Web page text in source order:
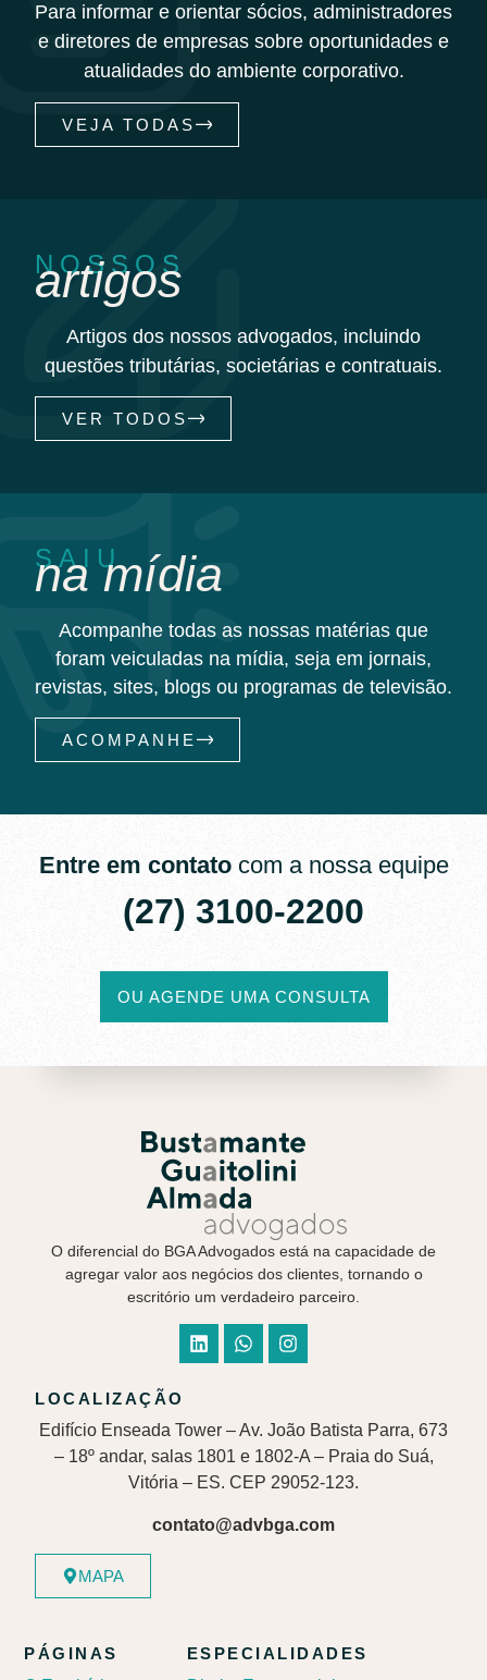
Para informar e orientar sócios, administradores
e diretores de empresas sobre oportunidades e
atualidades do ambiente corporativo.
VEJA TODAS
NOSSOS
artigos
Artigos dos nossos advogados, incluindo
questões tributárias, societárias e contratuais.
VER TODOS
SAIU
na mídia
Acompanhe todas as nossas matérias que
foram veiculadas na mídia, seja em jornais,
revistas, sites, blogs ou programas de televisão.
ACOMPANHE
Entre em contatocom a nossa equipe
(27) 3100-2200​
OU AGENDE UMA CONSULTA
O diferencial do BGA Advogados está na capacidade de
agregar valor aos negócios dos clientes, tornando o
escritório um verdadeiro parceiro.
PÁGINAS
ESPECIALIDADES
LOCALIZAÇÃO
Edifício Enseada Tower – Av. João Batista Parra, 673
– 18º andar, salas 1801 e 1802-A – Praia do Suá,
Vitória – ES. CEP 29052-123.
contato@advbga.com
MAPA